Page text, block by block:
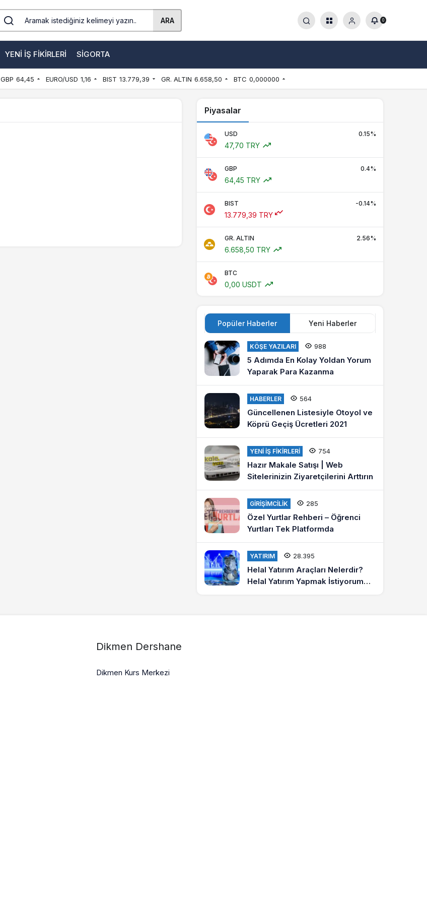
ARA 0
YENI İŞ FIKIRLERI SIGORTA
GBP 64,45 EURO/USD 1,16 BIST 13.779,39 GR. ALTIN 6.658,50 BTC 0,000000
Piyasalar
USD 0.15%
47,70 TRY
GBP 0.4%
64,45 TRY
BIST -0.14%
13.779,39 TRY
GR. ALTIN 2.56%
6.658,50 TRY
BTC
0,00 USDT
Popüler Haberler Yeni Haberler
KÖŞE YAZILARI 988
5 Adımda En Kolay Yoldan Yorum
Yaparak Para Kazanma
HABERLER 564
Güncellenen Listesiyle Otoyol ve
Köprü Geçiş Ücretleri 2021
YENI İŞ FIKIRLERI 754
Hazır Makale Satışı | Web
Sitelerinizin Ziyaretçilerini Arttırın
GIRIŞIMCILIK 285
Özel Yurtlar Rehberi – Öğrenci
Yurtları Tek Platformda
YATIRIM 28.395
Helal Yatırım Araçları Nelerdir?
Helal Yatırım Yapmak İstiyorum
Dikmen Dershane
Dikmen Kurs Merkezi